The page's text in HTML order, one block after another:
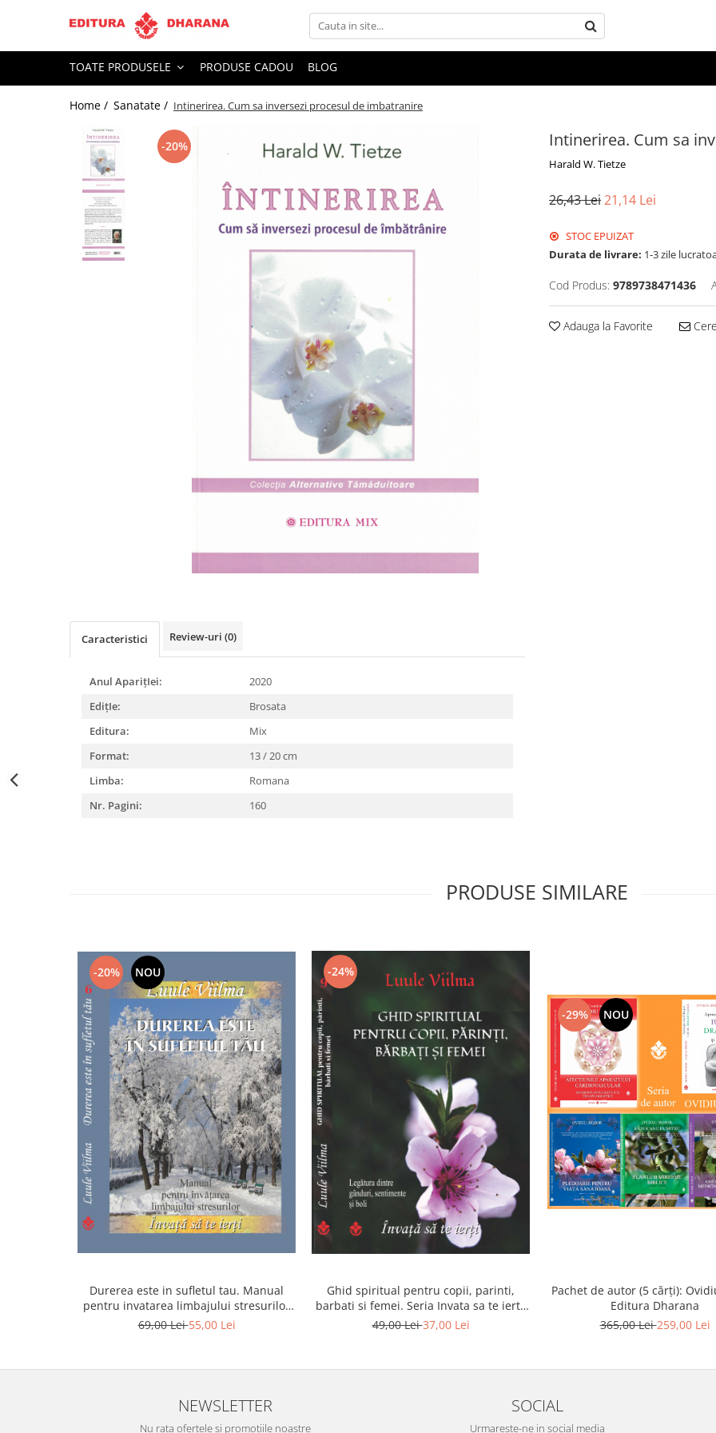
Toate Produsele
CARTI EDITURA DHARANA
OFERTE LA PACHET
Carti cu AUTOGRAF
Dezvoltare personala
TOATE PRODUSELE PRODUSE CADOU BLOG
Home / Sanatate / Intinerirea. Cum sa inversezi procesul de imbatranire
Intinerirea. Cum sa
Harald W. Tietze
-20%
26,43 Lei21,14 Lei
STOC EPUIZAT
Durata de livrare: 1-3 zile
Cod Produs: 9789738471436
Adauga la Favorite
Caracteristici Review-uri (0)
Anul AparițIei:
2020
EdițIe:
Brosata
Editura:
Mix
Format:
13 / 20 cm
Limba:
Romana
Nr. Pagini:
160
PRODUSE SIMILARE
-20% NOU
Durerea este in sufletul tau. Manual
pentru invatarea limbajului stresurilor
Seria Invata sa te Ierti Luule Viilma
69,00 Lei55,00 Lei
-24%
Ghid spiritual pentru copii, parinti,
barbati si femei. Seria Invata sa te ierti.
Luule Viilma
49,00 Lei37,00 Lei
-29% NOU
Pachet de autor (5 cărți):
Editura Dharana
365,00 Lei259,00 Lei
NEWSLETTER
Nu rata ofertele si promotiile noastre
SOCIAL
Urmareste-ne in social media